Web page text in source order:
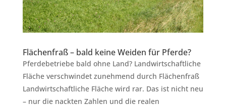
Flächenfraß – bald keine Weiden für Pferde?
Pferdebetriebe bald ohne Land? Landwirtschaftliche
Fläche verschwindet zunehmend durch Flächenfraß
Landwirtschaftliche Fläche wird rar. Das ist nicht neu
– nur die nackten Zahlen und die realen